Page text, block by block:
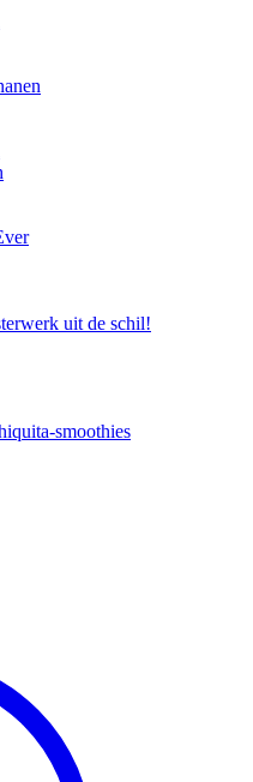
uit de schil!
smoothies